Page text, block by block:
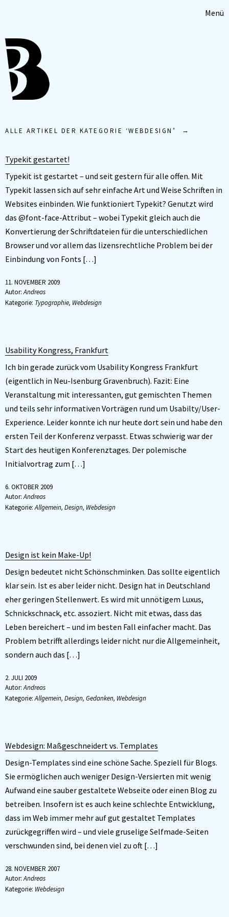
Menü
ALLE ARTIKEL DER KATEGORIE ‘WEBDESIGN ’
Typekit gestartet!
Typekit ist gestartet – und seit gestern für alle offen. Mit
Typekit lassen sich auf sehr einfache Art und Weise Schriften in
Websites einbinden. Wie funktioniert Typekit? Genutzt wird
das @font-face-Attribut – wobei Typekit gleich auch die
Konvertierung der Schriftdateien für die unterschiedlichen
Browser und vor allem das lizensrechtliche Problem bei der
Einbindung von Fonts […]
11. NOVEMBER 2009
Autor:Andreas
Kategorie: Typographie, Webdesign
Usability Kongress, Frankfurt
Ich bin gerade zurück vom Usability Kongress Frankfurt
(eigentlich in Neu-Isenburg Gravenbruch). Fazit: Eine
Veranstaltung mit interessanten, gut gemischten Themen
und teils sehr informativen Vorträgen rund um Usabilty/User-
Experience. Leider konnte ich nur heute dort sein und habe den
ersten Teil der Konferenz verpasst. Etwas schwierig war der
Start des heutigen Konferenztages. Der polemische
Initialvortrag zum […]
6. OKTOBER 2009
Autor:Andreas
Kategorie:Allgemein, Design, Webdesign
Design ist kein Make-Up!
Design bedeutet nicht Schönschminken. Das sollte eigentlich
klar sein. Ist es aber leider nicht. Design hat in Deutschland
eher geringen Stellenwert. Es wird mit unnötigem Luxus,
Schnickschnack, etc. assoziert. Nicht mit etwas, dass das
Leben bereichert – und im besten Fall einfacher macht. Das
Problem betrifft allerdings leider nicht nur die Allgemeinheit,
sondern auch das […]
2. JULI 2009
Autor:Andreas
Kategorie:Allgemein, Design, Gedanken, Webdesign
Webdesign: Maßgeschneidert vs. Templates
Design-Templates sind eine schöne Sache. Speziell für Blogs.
Sie ermöglichen auch weniger Design-Versierten mit wenig
Aufwand eine sauber gestaltete Webseite oder einen Blog zu
betreiben. Insofern ist es auch keine schlechte Entwicklung,
dass im Web immer mehr auf gut gestaltet Templates
zurückgegriffen wird – und viele gruselige Selfmade-Seiten
verschwunden sind, bei denen viel zu oft […]
28. NOVEMBER 2007
Autor:Andreas
Kategorie: Webdesign